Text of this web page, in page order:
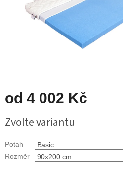
od 4 002 Kč
cena:
Zvolte variantu
Potah
Rozměr